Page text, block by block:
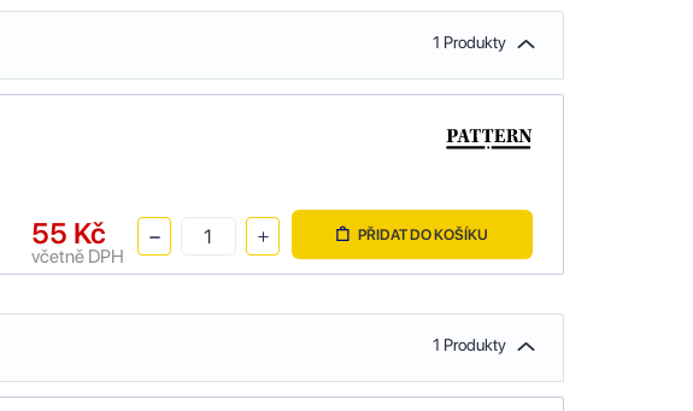
1 Produkty
55 Kč
včetně DPH
PŘIDAT DO KOŠÍKU
1 Produkty